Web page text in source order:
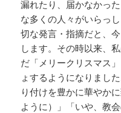
漏れたり、届かなかっ
な多くの人々がいらっ
切な発言・指摘だと、
します。その時以来、
だ「メリークリスマス
ょするようになりまし
り付けを豊かに華やか
ように）」「いや、教